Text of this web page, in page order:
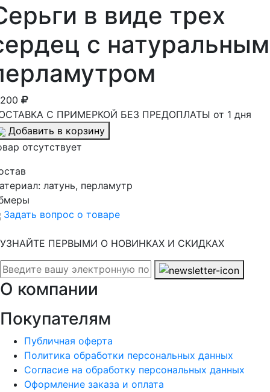
в виде трех
с натуральным
С ПРИМЕРКОЙ БЕЗ ПРЕДОПЛАТЫ от 1 дня
Добавить в корзину
отсутствует
латунь, перламутр
Задать вопрос о товаре
УЗНАЙТЕ ПЕРВЫМИ О НОВИНКАХ И СКИДКАХ
О компании
Покупателям
Публичная оферта
Политика обработки персональных данных
Согласие на обработку персональных данных
Оформление заказа и оплата